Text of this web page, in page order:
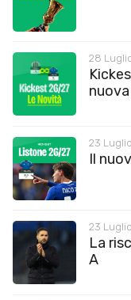
28
23
Il
23
La
A